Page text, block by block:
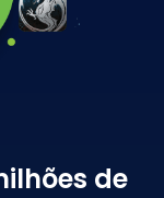
de